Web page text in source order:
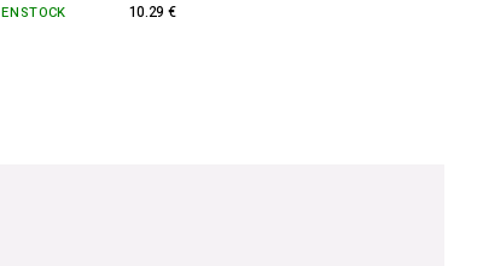
EN STOCK 10.29 €